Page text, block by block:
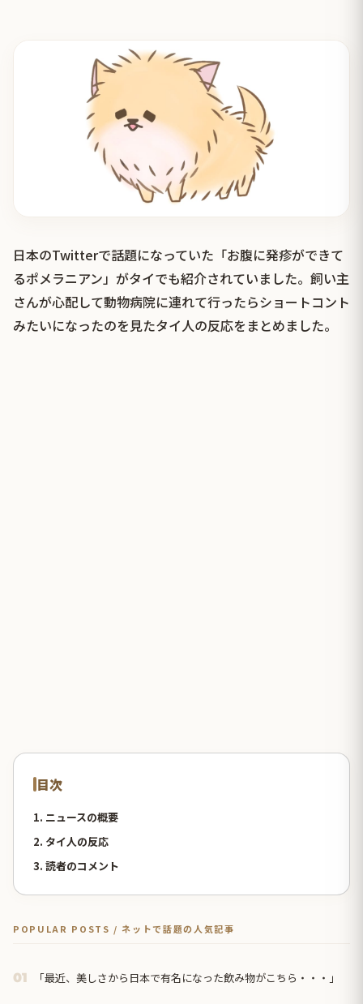
日本のTwitterで話題になっていた「お腹に発疹ができて
るポメラニアン」がタイでも紹介されていました。飼い主
さんが心配して動物病院に連れて行ったらショートコント
みたいになったのを見たタイ人の反応をまとめました。
目次
1. ニュースの概要
2. タイ人の反応
3. 読者のコメント
POPULAR POSTS / ネットで話題の人気記事
01 「最近、美しさから日本で有名になった飲み物がこちら・・・」